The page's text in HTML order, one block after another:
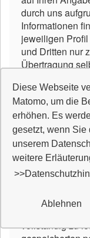
Diese Webseite
Matomo, um die
erhöhen. Es
gesetzt, wenn Sie
unserem
weitere
durch uns
Informationen
jeweiligen
und Dritten nur
Übertragung
Wenn Sie auf
anlegen, so
zur
Profils
Abs. 1 b)
Löschung Ihrer
grundsätzlich
Möglichkeit,
oder zu
vollständig zu